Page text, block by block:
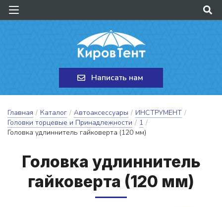
Написать нам
Главная / Каталог / Автоаксессуары / ИНСТРУМЕНТ /
Головки торцевые и Принадлежности / 1 /
Головка удлиннитель гайковерта (120 мм)
Го­лов­ка уд­линни­тель
гай­ко­вер­та (120 мм)